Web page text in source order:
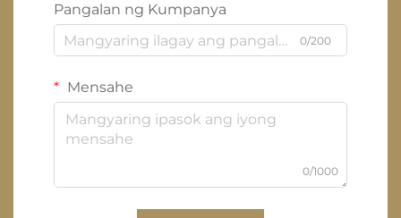
Pangalan ng Kumpanya
0/200
Mensahe
0/1000